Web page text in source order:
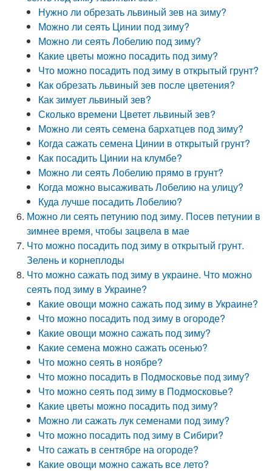
Нужно ли обрезать львиный зев на зиму?
Можно ли сеять Цинии под зиму?
Можно ли сеять Лобелию под зиму?
Какие цветы можно посадить под зиму?
Что можно посадить под зиму в открытый грунт?
Как обрезать львиный зев после цветения?
Как зимует львиный зев?
Сколько времени Цветет львиный зев?
Можно ли сеять семена бархатцев под зиму?
Когда сажать семена Цинии в открытый грунт?
Как посадить Цинии на клумбе?
Можно ли сеять Лобелию прямо в грунт?
Когда можно высаживать Лобелию на улицу?
Куда лучше посадить Лобелию?
Можно ли сеять петунию под зиму. Посев петунии в
зимнее время, чтобы зацвела в мае
Что можно посадить под зиму в открытый грунт.
Зелень и корнеплоды
Что можно сажать под зиму в украине. Что можно
сеять под зиму в Украине?
Какие овощи можно сажать под зиму в Украине?
Что можно посадить под зиму в огороде?
Какие овощи можно сажать под зиму?
Какие семена можно сажать осенью?
Что можно сеять в ноябре?
Что можно посадить в Подмосковье под зиму?
Что можно сеять под зиму в Подмосковье?
Какие цветы можно посадить под зиму?
Можно ли сажать лук семенами под зиму?
Что можно посадить под зиму в Сибири?
Что сажать в сентябре на огороде?
Какие овощи можно сажать все лето?